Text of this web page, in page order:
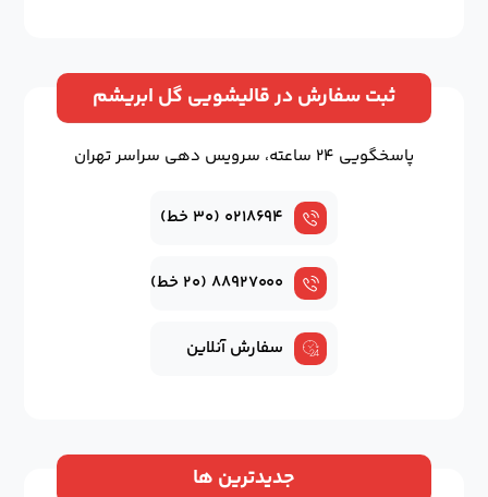
ثبت سفارش در قالیشویی گل ابریشم
پاسخگویی ۲۴ ساعته، سرویس دهی سراسر تهران
۰۲۱۸۶۹۴ (۳۰ خط)
۸۸۹۲۷۰۰۰ (۲۰ خط)
سفارش آنلاین
جدیدترین ها